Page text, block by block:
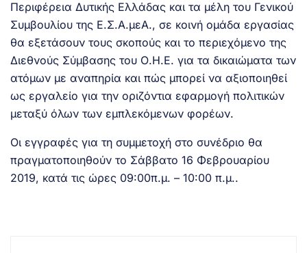
Περιφέρεια Δυτικής Ελλάδας και τα μέλη του Γενικού
Συμβουλίου της Ε.Σ.Α.μεΑ., σε κοινή ομάδα εργασίας
θα εξετάσουν τους σκοπούς και το περιεχόμενο της
Διεθνούς Σύμβασης του Ο.Η.Ε. για τα δικαιώματα των
ατόμων με αναπηρία και πώς μπορεί να αξιοποιηθεί
ως εργαλείο για την οριζόντια εφαρμογή πολιτικών
μεταξύ όλων των εμπλεκόμενων φορέων.
Οι εγγραφές για τη συμμετοχή στο συνέδριο θα
πραγματοποιηθούν το Σάββατο 16 Φεβρουαρίου
2019, κατά τις ώρες 09:00π.μ. – 10:00 π.μ..